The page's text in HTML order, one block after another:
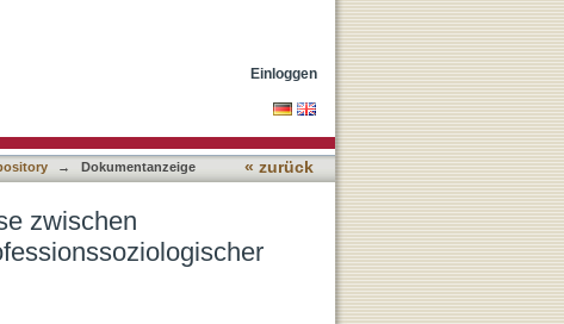
Einloggen
→ Dokumentanzeige « zurück
zwischen